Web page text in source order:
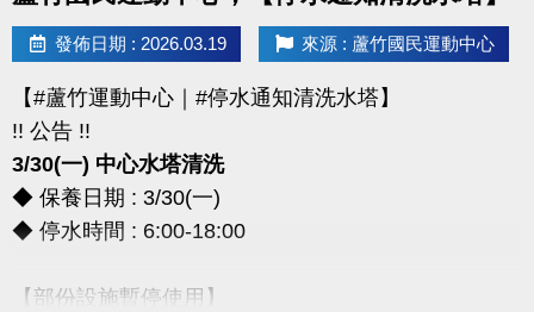
用），須現場報名繳費使用。
想報名期課及家教班的運動好友們，千萬別錯過喔～～～
發佈日期 : 2026.03.19 來源 : 蘆竹國民運動中心
【#蘆竹運動中心｜#停水通知清洗水塔】
!! 公告 !!
3/30(一) 中心水塔清洗
◆ 保養日期 : 3/30(一)
◆ 停水時間 : 6:00-18:00
【部份設施暫停使用】